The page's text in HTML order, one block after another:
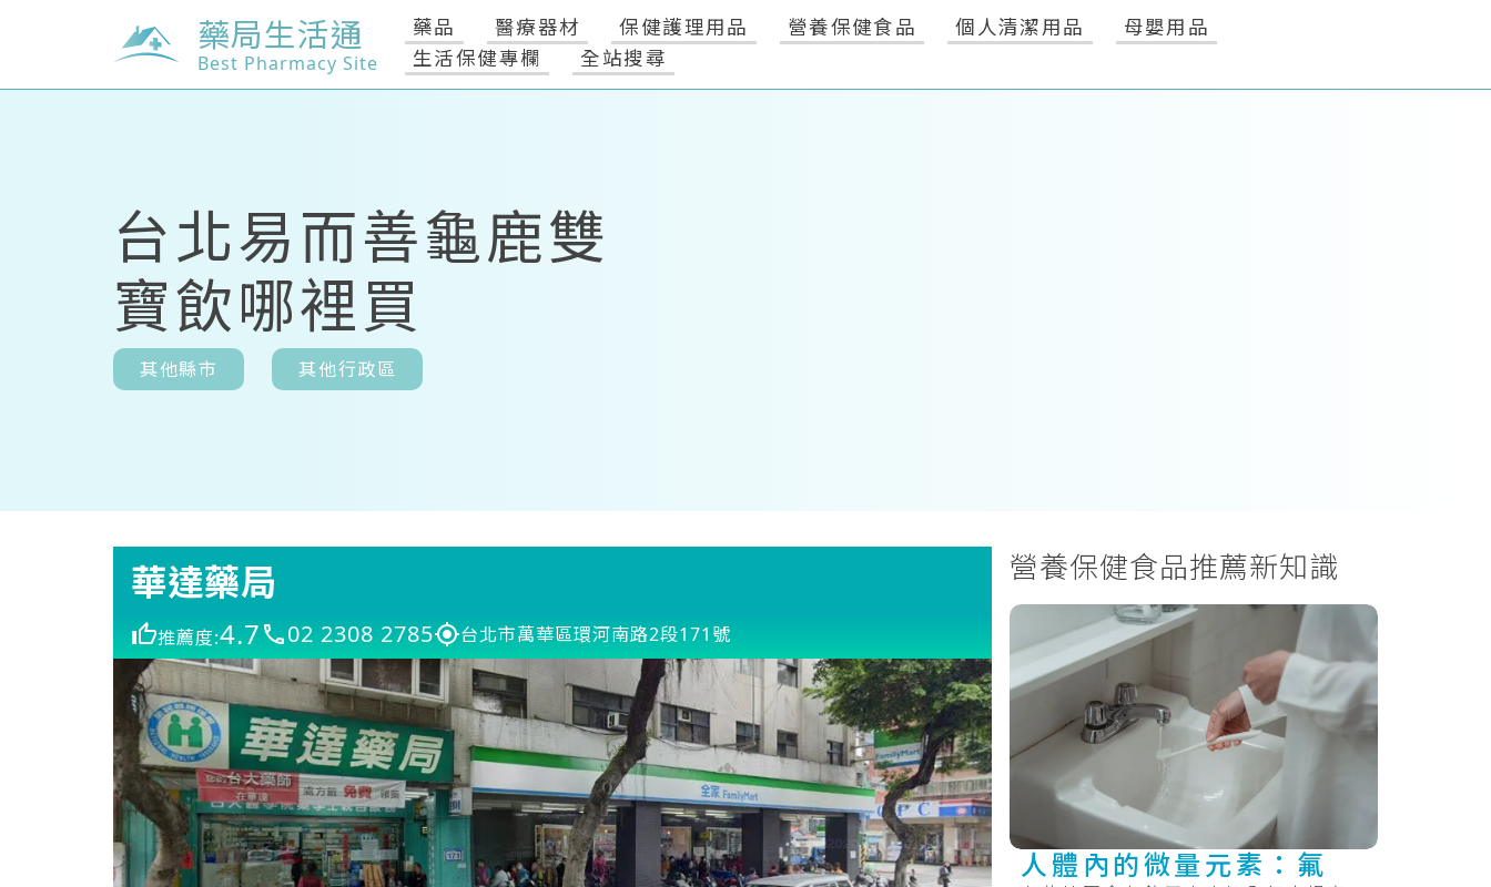
藥局生活通
Best Pharmacy Site
藥品 醫療器材 保健護理用品 營養保健食品 個人清潔用品
母嬰用品
生活保健專欄
全站搜尋
台北易而善龜鹿雙
寶飲哪裡買
其他縣市 其他行政區
華達藥局
推薦度:4.7 02 2308 2785 台北市萬華區環河南路2段171號
營養保健食品推薦新知識
人體內的微量元素：氟